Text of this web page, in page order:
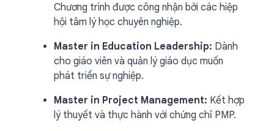
Chương trình được công nhận bởi các hiệp
hội tâm lý học chuyên nghiệp.
Master in Education Leadership: Dành
cho giáo viên và quản lý giáo dục muốn
phát triển sự nghiệp.
Master in Project Management: Kết hợp
lý thuyết và thực hành với chứng chỉ PMP.